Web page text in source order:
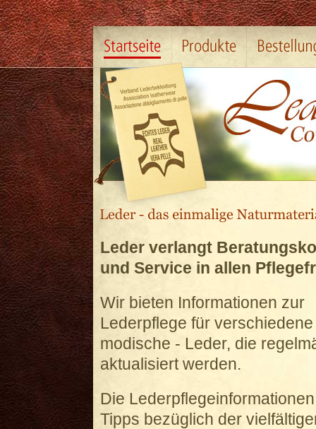
Leder verlangt
und Service in allen
Wir bieten Informationen zur
Lederpflege für
modische - Leder, die
aktualisiert werden.
Die
Tipps bezüglich der